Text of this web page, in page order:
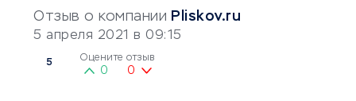
Отзыв о компании Pliskov.ru
5 апреля 2021 в 09:15
5 Оцените отзыв
0 0